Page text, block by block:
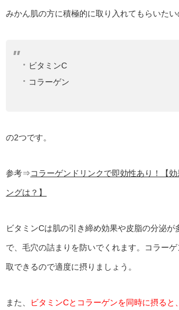
みかん肌の方に積極的に取り入れてもらいたい
ビタミンC
コラーゲン
の2つです。
参考⇒コラーゲンドリンクで即効性あり！【
ングは？】
ビタミンCは肌の引き締め効果や皮脂の分泌が
で、毛穴の詰まりを防いでくれます。コラー
取できるので適度に摂りましょう。
また、 ビタミンCとコラーゲンを同時に摂ると